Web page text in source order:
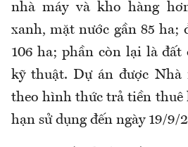
nhà máy và kho hàng
xanh, mặt nước gần 85 ha;
106 ha; phần còn lại là đất
kỹ thuật. Dự án được Nhà
theo hình thức trả tiền thuê
hạn sử dụng đến ngày 19/9/